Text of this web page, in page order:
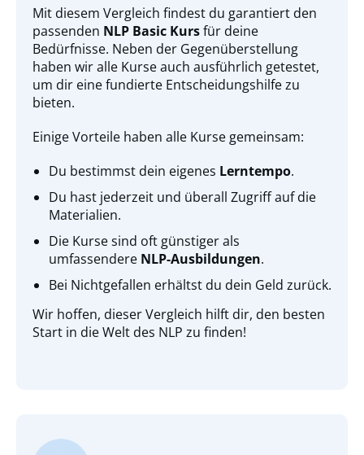
Mit diesem Vergleich findest du garantiert den
passenden NLP Basic Kursfür deine
Bedürfnisse. Neben der Gegenüberstellung
haben wir alle Kurse auch ausführlich getestet,
um dir eine fundierte Entscheidungshilfe zu
bieten.
Einige Vorteile haben alle Kurse gemeinsam:
Du bestimmst dein eigenes Lerntempo.
Du hast jederzeit und überall Zugriff auf die
Materialien.
Die Kurse sind oft günstiger als
umfassendere NLP-Ausbildungen.
Bei Nichtgefallen erhältst du dein Geld zurück.
Wir hoffen, dieser Vergleich hilft dir, den besten
Start in die Welt des NLP zu finden!